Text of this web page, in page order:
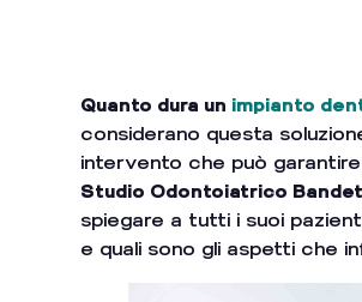
Quanto dura un impianto
considerano questa
intervento che può
Studio Odontoiatrico
spiegare a tutti i suoi
e quali sono gli aspetti che